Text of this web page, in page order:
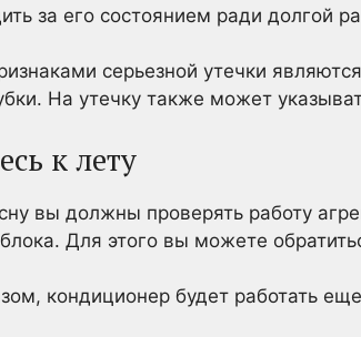
за его состоянием ради долгой
серьезной утечки
На утечку также может
к лету
вы должны проверять работу
Для этого вы можете
кондиционер будет работать